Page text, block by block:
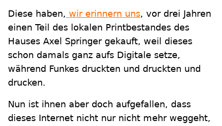
Diese haben, wir erinnern uns, vor drei Jahren
einen Teil des lokalen Printbestandes des
Hauses Axel Springer gekauft, weil dieses
schon damals ganz aufs Digitale setze,
während Funkes druckten und druckten und
drucken.
Nun ist ihnen aber doch aufgefallen, dass
dieses Internet nicht nur nicht mehr weggeht,